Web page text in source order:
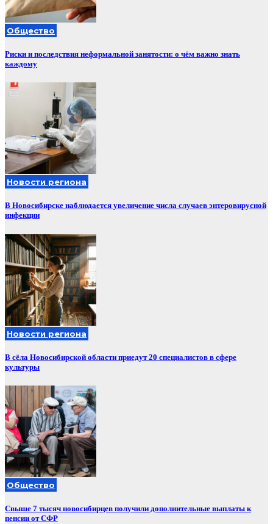
Общество
Риски и последствия неформальной занятости: о чём важно знать
каждому
Новости региона
В Новосибирске наблюдается увеличение числа случаев энтеровирусной
инфекции
Новости региона
В сёла Новосибирской области приедут 20 специалистов в сфере
культуры
Общество
Свыше 7 тысяч новосибирцев получили дополнительные выплаты к
пенсии от СФР